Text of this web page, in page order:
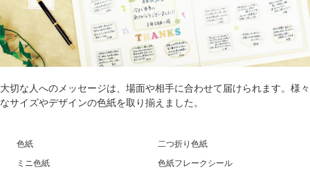
大切な人へのメッセージは、場面や相手に合わせて届けられます。様々
なサイズやデザインの色紙を取り揃えました。
色紙
二つ折り色紙
ミニ色紙
色紙フレークシール